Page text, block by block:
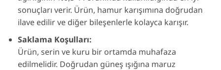
sonuçları verir. Ürün, hamur karışımına doğrudan
ilave edilir ve diğer bileşenlerle kolayca karışır.
Saklama Koşulları:
Ürün, serin ve kuru bir ortamda muhafaza
edilmelidir. Doğrudan güneş ışığına maruz